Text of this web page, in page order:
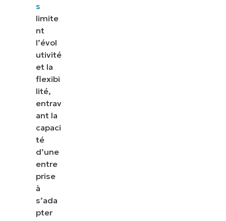
s
limite
nt
l’évol
utivité
et la
flexibi
lité,
entrav
ant la
capaci
té
d’une
entre
prise
à
s’ada
pter